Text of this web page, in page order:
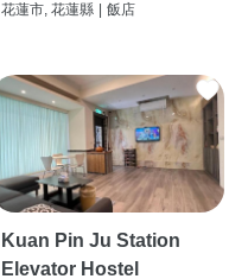
花蓮市, 花蓮縣 飯店
Kuan Pin Ju Station
Elevator Hostel